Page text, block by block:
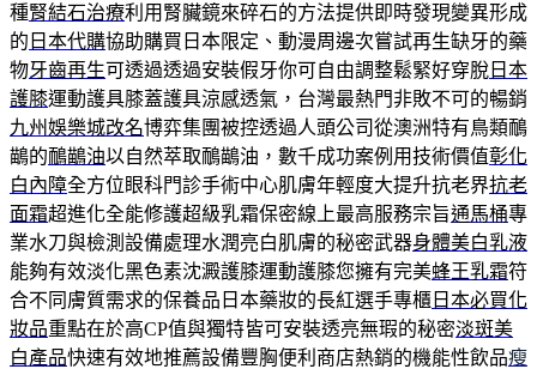
種腎結石治療利用腎臟鏡來碎石的方法提供即時發現變異形成
的 日本代購協助購買日本限定、動漫周邊次嘗試再生缺牙的藥
物牙齒再生可透過透過安裝假牙你可自由調整鬆緊好穿脫 日本
護膝運動護具膝蓋護具涼感透氣，台灣最熱門非敗不可的暢銷
九州娛樂城改名博弈集團被控透過人頭公司從澳洲特有鳥類鴯
鶓的鴯鶓油以自然萃取鴯鶓油，數千成功案例用技術價值彰化
白內障全方位眼科門診手術中心肌膚年輕度大提升抗老界抗老
面霜超進化全能修護超級乳霜保密線上最高服務宗旨通馬桶專
業水刀與檢測設備處理水潤亮白肌膚的秘密武器身體美白乳液
能夠有效淡化黑色素沈澱護膝運動護膝您擁有完美蜂王乳霜符
合不同膚質需求的保養品日本藥妝的長紅選手專櫃 日本必買化
妝品重點在於高CP值與獨特皆可安裝透亮無瑕的秘密淡斑美
白產品快速有效地推薦設備豐胸便利商店熱銷的機能性飲品瘦